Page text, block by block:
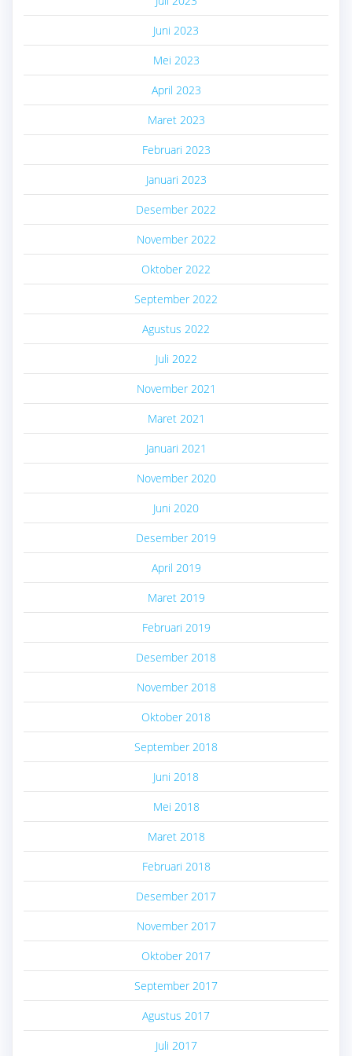
Juni 2023
Mei 2023
April 2023
Maret 2023
Februari 2023
Januari 2023
Desember 2022
November 2022
Oktober 2022
September 2022
Agustus 2022
Juli 2022
November 2021
Maret 2021
Januari 2021
November 2020
Juni 2020
Desember 2019
April 2019
Maret 2019
Februari 2019
Desember 2018
November 2018
Oktober 2018
September 2018
Juni 2018
Mei 2018
Maret 2018
Februari 2018
Desember 2017
November 2017
Oktober 2017
September 2017
Agustus 2017
Juli 2017